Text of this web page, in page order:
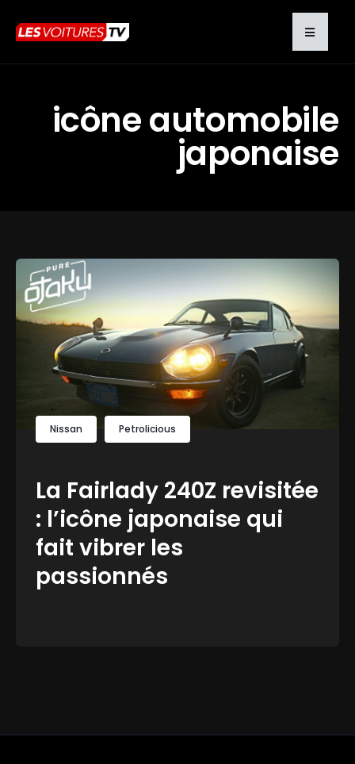
icône automobile
japonaise
Nissan Petrolicious
La Fairlady 240Z revisitée
: l’icône japonaise qui
fait vibrer les
passionnés